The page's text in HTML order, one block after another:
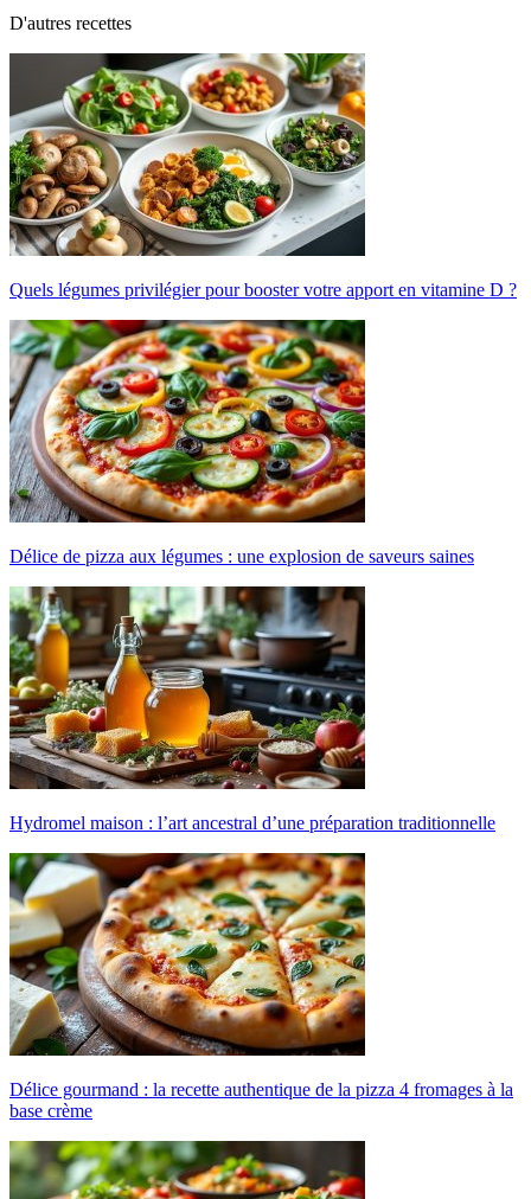
D'autres recettes
Quels légumes privilégier pour booster votre apport en vitamine D ?
Délice de pizza aux légumes : une explosion de saveurs saines
Hydromel maison : l’art ancestral d’une préparation traditionnelle
Délice gourmand : la recette authentique de la pizza 4 fromages à la
base crème